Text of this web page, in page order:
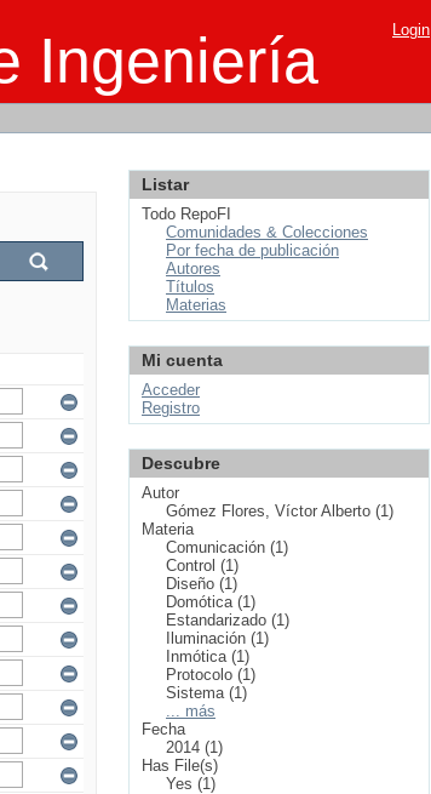
Ingeniería Login
Listar
Todo RepoFI
Comunidades & Colecciones
Por fecha de publicación
Autores
Títulos
Materias
Mi cuenta
Acceder
Registro
Descubre
Autor
Gómez Flores, Víctor Alberto (1)
Materia
Comunicación (1)
Control (1)
Diseño (1)
Domótica (1)
Estandarizado (1)
Iluminación (1)
Inmótica (1)
Protocolo (1)
Sistema (1)
... más
Fecha
2014 (1)
Has File(s)
Yes (1)